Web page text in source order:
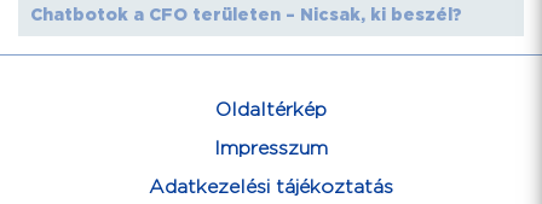
Chatbotok a CFO területen – Nicsak, ki beszél?
Oldaltérkép
Impresszum
Adatkezelési tájékoztatás